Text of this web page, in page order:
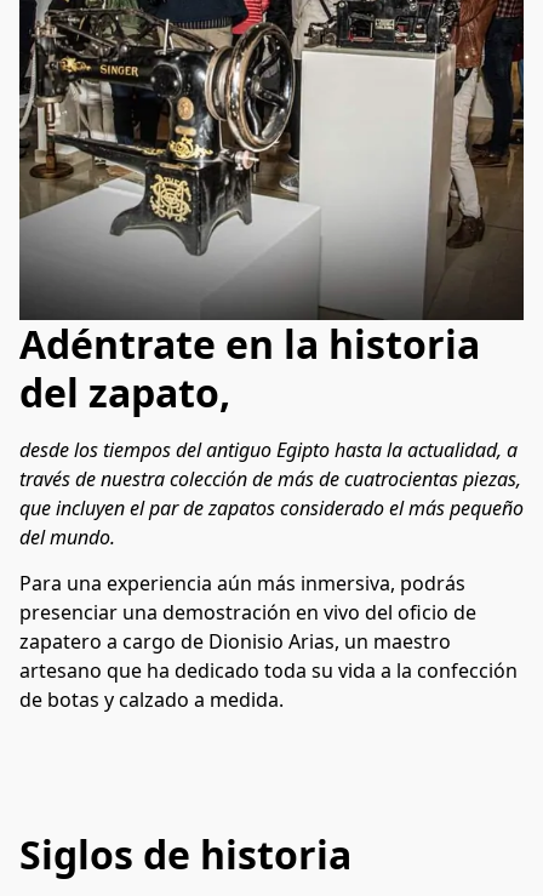
Adéntrate en la historia
del zapato,
desde los tiempos del antiguo Egipto hasta la actualidad, a
través de nuestra colección de más de cuatrocientas piezas,
que incluyen el par de zapatos considerado el más pequeño
del mundo.
Para una experiencia aún más inmersiva, podrás
presenciar una demostración en vivo del oficio de
zapatero a cargo de Dionisio Arias, un maestro
artesano que ha dedicado toda su vida a la confección
de botas y calzado a medida.
Siglos de historia